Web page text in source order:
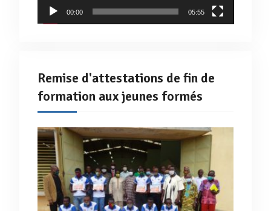
00:00 05:55
Remise d'attestations de fin de
formation aux jeunes formés